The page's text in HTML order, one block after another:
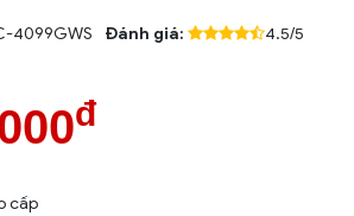
4099GWS Đánh giá: 4.5/5
đ
cấp